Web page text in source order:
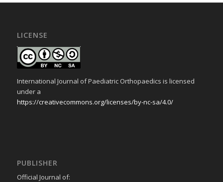
LICENSE
International Journal of Paediatric Orthopaedics is licensed
under a
https://creativecommons.org/licenses/by-nc-sa/4.0/
PUBLISHER
Official Journal of: